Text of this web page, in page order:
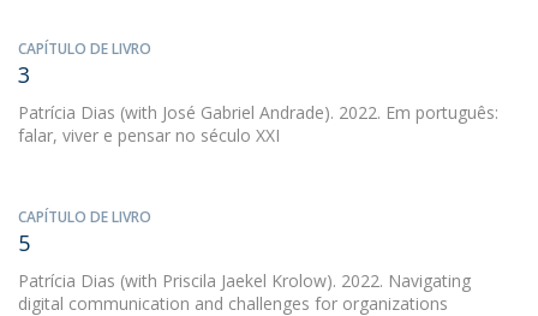
CAPÍTULO DE LIVRO
3
Patrícia Dias (with José Gabriel Andrade). 2022. Em português:
falar, viver e pensar no século XXI
CAPÍTULO DE LIVRO
5
Patrícia Dias (with Priscila Jaekel Krolow). 2022. Navigating
digital communication and challenges for organizations